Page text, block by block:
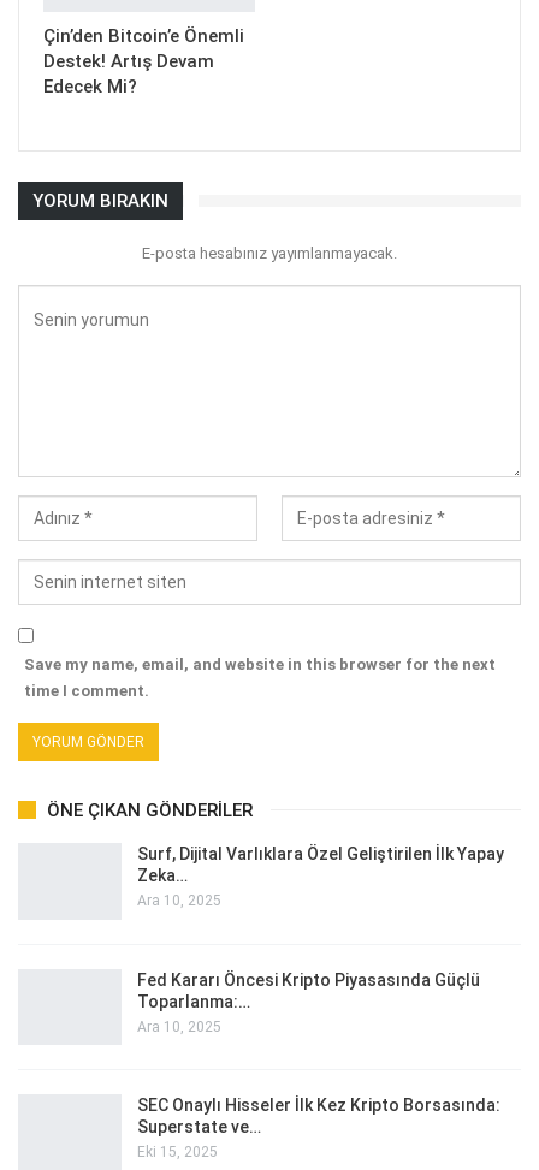
Çin’den Bitcoin’e Önemli
Destek! Artış Devam
Edecek Mi?
YORUM BIRAKIN
E-posta hesabınız yayımlanmayacak.
Save my name, email, and website in this browser for the next
time I comment.
ÖNE ÇIKAN GÖNDERILER
Surf, Dijital Varlıklara Özel Geliştirilen İlk Yapay
Zeka…
Ara 10, 2025
Fed Kararı Öncesi Kripto Piyasasında Güçlü
Toparlanma:…
Ara 10, 2025
SEC Onaylı Hisseler İlk Kez Kripto Borsasında:
Superstate ve…
Eki 15, 2025